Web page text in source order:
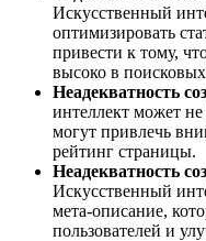
Искусственный
оптимизировать
привести к тому,
высоко в
Неадекватность
интеллект может не
могут привлечь
рейтинг страницы.
Неадекватность
Искусственный
мета-описание,
пользователей и